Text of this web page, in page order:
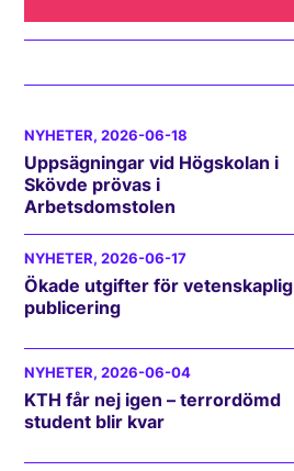
NYHETER, 2026-06-18
Uppsägningar vid Högskolan i
Skövde prövas i
Arbetsdomstolen
NYHETER, 2026-06-17
Ökade utgifter för vetenskaplig
publicering
NYHETER, 2026-06-04
KTH får nej igen – terrordömd
student blir kvar